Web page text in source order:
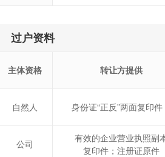
过户资料
主体资格 转让方提供
自然人 身份证“正反”两面复印件
公司
有效的企业营业执照副
复印件；注册证原件